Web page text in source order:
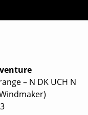
– N DK UCH N